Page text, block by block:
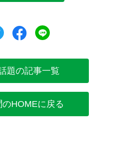
ツイートシェア
題の記事一覧
HOMEに戻る